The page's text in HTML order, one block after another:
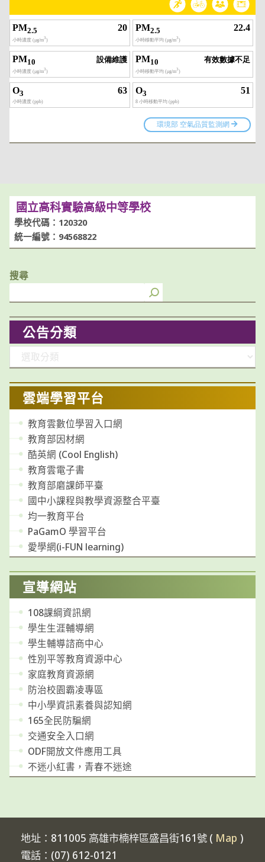
國立高科實驗高級中等學校
學校代碼：120320
統一編號：94568822
搜尋
公告分類
類
雲端學習平台
教育雲數位學習入口網
教育部因材網
酷英網 (Cool English)
教育雲電子書
教育部磨課師平臺
國中小課程與教學資源整合平臺
均一教育平台
PaGamO 學習平台
愛學網(i-FUN learning)
宣導網站
108課綱資訊網
學生生涯輔導網
學生輔導諮商中心
性別平等教育資源中心
家庭教育資源網
防治校園霸凌專區
中小學資訊素養與認知網
165全民防騙網
交通安全入口網
ODF開放文件應用工具
不迷小紅書，青春不迷途
地址：811005 高雄市楠梓區盛昌街161號 ( Map )
電話：(07) 612-0121